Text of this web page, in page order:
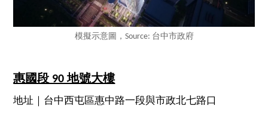
模擬示意圖，Source: 台中市政府
惠國段 90 地號大樓
地址｜台中西屯區惠中路一段與市政北七路口